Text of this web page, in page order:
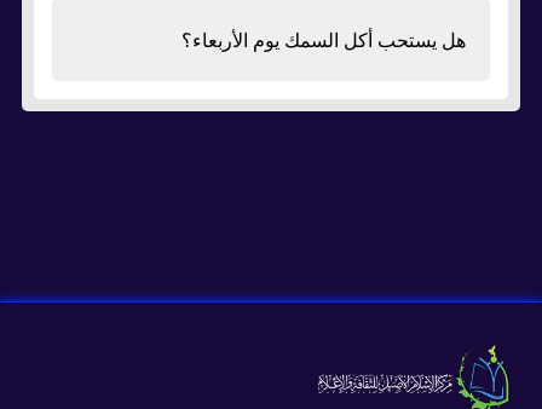
هل يستحب أكل السمك يوم الأربعاء؟